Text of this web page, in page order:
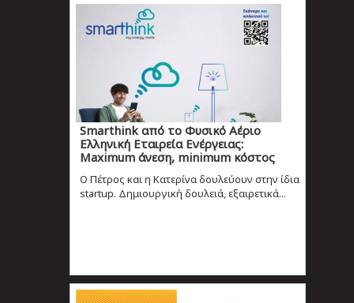
Smarthink από το Φυσικό Αέριο
Ελληνική Εταιρεία Ενέργειας:
Maximum άνεση, minimum κόστος
Ο Πέτρος και η Κατερίνα δουλεύουν στην ίδια
startup. Δημιουργική δουλειά, εξαιρετικά...